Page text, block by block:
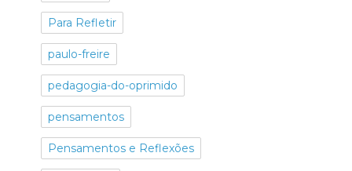
Para Refletir
paulo-freire
pedagogia-do-oprimido
pensamentos
Pensamentos e Reflexões